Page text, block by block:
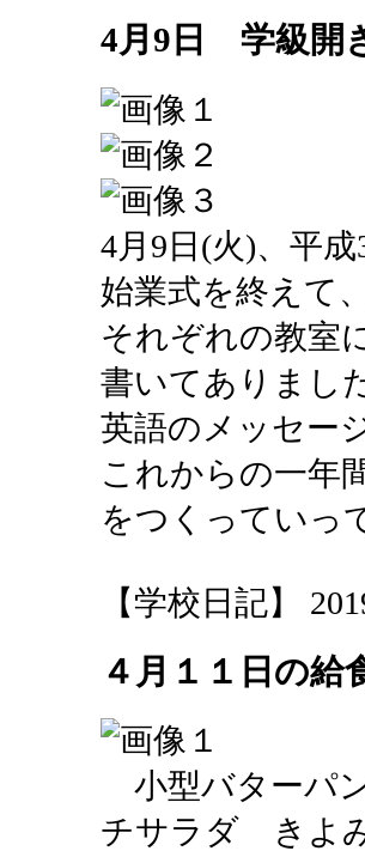
4月9日 学級開
4月9日(火)、平
始業式を終えて
それぞれの教室
書いてありまし
英語のメッセー
これからの一年
をつくっていっ
【学校日記】
４月１１日の給
小型バターパ
チサラダ きよ